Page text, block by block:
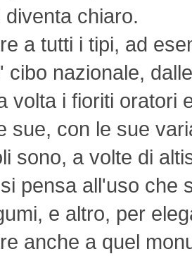
diventa chiaro.
a tutti i tipi, ad
cibo nazionale,
volta i fioriti oratori
sue, con le sue
sono, a volte di
pensa all'uso che
e altro, per
anche a quel